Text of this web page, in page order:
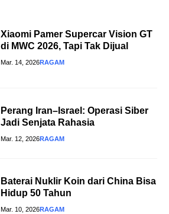
Xiaomi Pamer Supercar Vision GT
di MWC 2026, Tapi Tak Dijual
Mar. 14, 2026RAGAM
Perang Iran–Israel: Operasi Siber
Jadi Senjata Rahasia
Mar. 12, 2026RAGAM
Baterai Nuklir Koin dari China Bisa
Hidup 50 Tahun
Mar. 10, 2026RAGAM